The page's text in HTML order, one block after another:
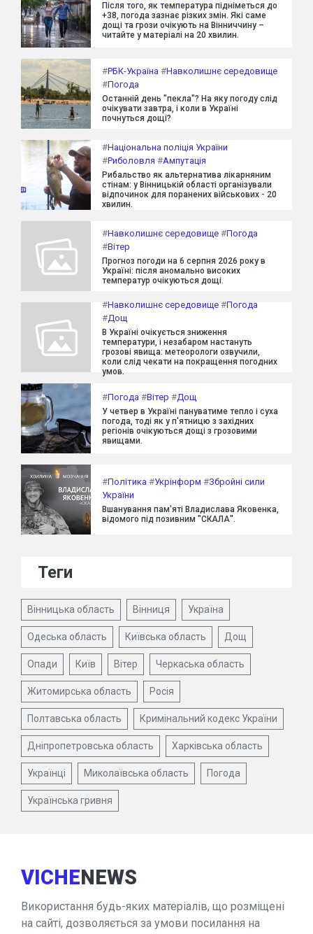
Після того, як температура підніметься до
+38, погода зазнає різких змін. Які саме
дощі та грози очікують на Вінниччину –
читайте у матеріалі на 20 хвилин.
#РБК-Україна #Навколишнє середовище
#Погода
Останній день "пекла"? На яку погоду слід
очікувати завтра, і коли в Україні
почнуться дощі?
#Національна поліція України
#Риболовля #Ампутація
Рибальство як альтернатива лікарняним
стінам: у Вінницькій області організували
відпочинок для поранених військових - 20
хвилин.
#Навколишнє середовище #Погода
#Вітер
Прогноз погоди на 6 серпня 2026 року в
Україні: після аномально високих
температур очікуються дощі.
#Навколишнє середовище #Погода
#Дощ
В Україні очікується зниження
температури, і незабаром настануть
грозові явища: метеорологи озвучили,
коли слід чекати на покращення погодних
умов.
#Погода #Вітер #Дощ
У четвер в Україні пануватиме тепло і суха
погода, тоді як у п'ятницю з західних
регіонів очікуються дощі з грозовими
явищами.
#Політика #Укрінформ #Збройні сили
України
Вшанування пам'яті Владислава Яковенка,
відомого під позивним "СКАЛА".
Теги
Вінницька область Вінниця Україна
Одеська область Київська область Дощ
Опади Київ Вітер Черкаська область
Житомирська область Росія
Полтавська область Кримінальний кодекс України
Дніпропетровська область Харківська область
Українці Миколаївська область Погода
Українська гривня
VICHENEWS
Використання будь-яких матеріалів, що розміщені
на сайті, дозволяється за умови посилання на